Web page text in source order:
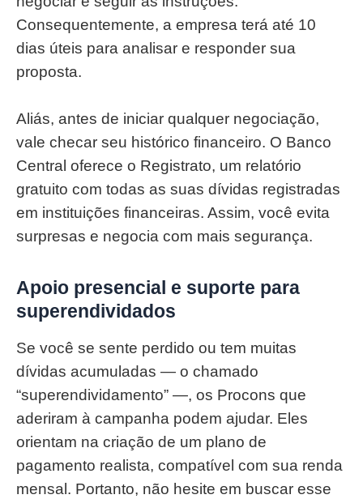
Consequentemente, a empresa terá até 10
dias úteis para analisar e responder sua
proposta.
Aliás, antes de iniciar qualquer negociação,
vale checar seu histórico financeiro. O Banco
Central oferece o Registrato, um relatório
gratuito com todas as suas dívidas registradas
em instituições financeiras. Assim, você evita
surpresas e negocia com mais segurança.
Apoio presencial e suporte para
superendividados
Se você se sente perdido ou tem muitas
dívidas acumuladas — o chamado
“superendividamento” —, os Procons que
aderiram à campanha podem ajudar. Eles
orientam na criação de um plano de
pagamento realista, compatível com sua renda
mensal. Portanto, não hesite em buscar esse